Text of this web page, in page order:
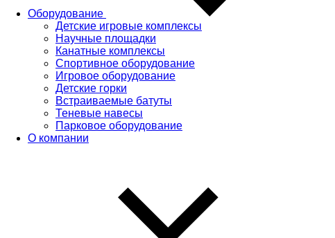
Оборудование
Детские игровые комплексы
Научные площадки
Канатные комплексы
Спортивное оборудование
Игровое оборудование
Детские горки
Встраиваемые батуты
Теневые навесы
Парковое оборудование
О компании